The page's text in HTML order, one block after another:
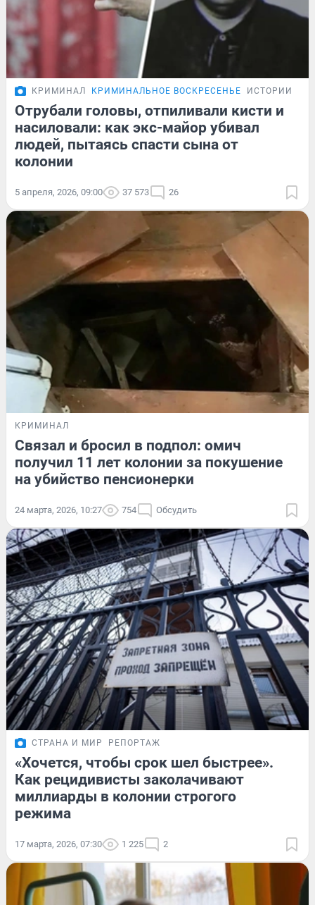
КРИМИНАЛ КРИМИНАЛЬНОЕ ВОСКРЕСЕНЬЕ ИСТОРИИ
Отрубали головы, отпиливали кисти и
насиловали: как экс-майор убивал
людей, пытаясь спасти сына от
колонии
5 апреля, 2026, 09:00 37 573 26
КРИМИНАЛ
Связал и бросил в подпол: омич
получил 11 лет колонии за покушение
на убийство пенсионерки
24 марта, 2026, 10:27 754 Обсудить
СТРАНА И МИР РЕПОРТАЖ
«Хочется, чтобы срок шел быстрее».
Как рецидивисты заколачивают
миллиарды в колонии строгого
режима
17 марта, 2026, 07:30 1 225 2